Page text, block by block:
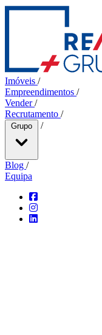
Imóveis /
Empreendimentos /
Vender/
Recrutamento /
Grupo /
Blog /
Equipa